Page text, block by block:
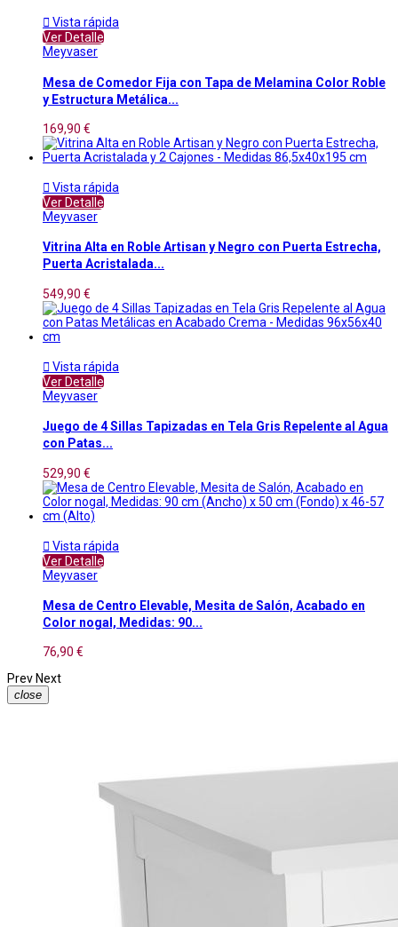
 Vista rápida
Ver Detalle
Meyvaser
Mesa de Comedor Fija con Tapa de Melamina Color Roble
y Estructura Metálica...
169,90 €
 Vista rápida
Ver Detalle
Meyvaser
Vitrina Alta en Roble Artisan y Negro con Puerta Estrecha,
Puerta Acristalada...
549,90 €
 Vista rápida
Ver Detalle
Meyvaser
Juego de 4 Sillas Tapizadas en Tela Gris Repelente al Agua
con Patas...
529,90 €
 Vista rápida
Ver Detalle
Meyvaser
Mesa de Centro Elevable, Mesita de Salón, Acabado en
Color nogal, Medidas: 90...
76,90 €
Prev Next
close